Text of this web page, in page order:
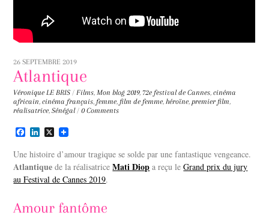
26 SEPTEMBRE 2019
Atlantique
Véronique LE BRIS / Films,Mon blog 2019,72e festival de Cannes,cinéma
africain,cinéma français, femme, film de femme,héroïne,premier film,
réalisatrice,Sénégal / 0 Comments
F
c
e
b
o
L
n
k
e
d
X
Une histoire d’amour tragique se solde par une fantastique vengeance.
Atlantique de la réalisatriceMati Diop a reçu leGrand prix du jury
au Festival de Cannes 2019.
Amour fantôme